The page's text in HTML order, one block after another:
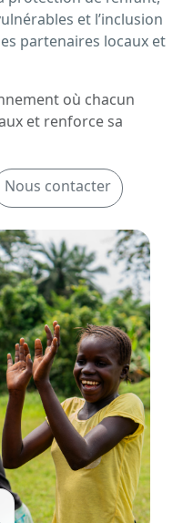
et l’inclusion
partenaires locaux et
où chacun
et renforce sa
Nous contacter